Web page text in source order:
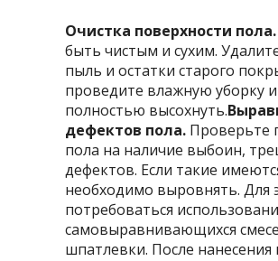
Очистка поверхности пола.
быть чистым и сухим.
пыль и остатки старого
проведите влажную уборку
полностью высохнуть.
дефектов пола. Проверьте
пола на наличие выбоин,
дефектов. Если такие
необходимо выровнять. Для
потребоваться
самовыравнивающихся
шпатлевки. После